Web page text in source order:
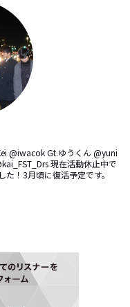
@iwacok Gt.ゆうくん @yuni
現在活動休止中で
！3月頃に復活予定です。